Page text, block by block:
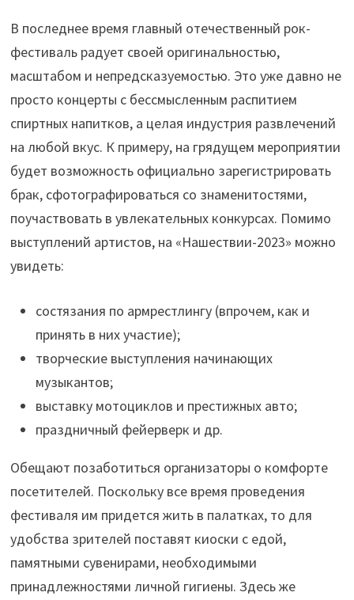
В последнее время главный отечественный рок-
фестиваль радует своей оригинальностью,
масштабом и непредсказуемостью. Это уже давно не
просто концерты с бессмысленным распитием
спиртных напитков, а целая индустрия развлечений
на любой вкус. К примеру, на грядущем мероприятии
будет возможность официально зарегистрировать
брак, сфотографироваться со знаменитостями,
поучаствовать в увлекательных конкурсах. Помимо
выступлений артистов, на «Нашествии-2023» можно
увидеть:
состязания по армрестлингу (впрочем, как и
принять в них участие);
творческие выступления начинающих
музыкантов;
выставку мотоциклов и престижных авто;
праздничный фейерверк и др.
Обещают позаботиться организаторы о комфорте
посетителей. Поскольку все время проведения
фестиваля им придется жить в палатках, то для
удобства зрителей поставят киоски с едой,
памятными сувенирами, необходимыми
принадлежностями личной гигиены. Здесь же